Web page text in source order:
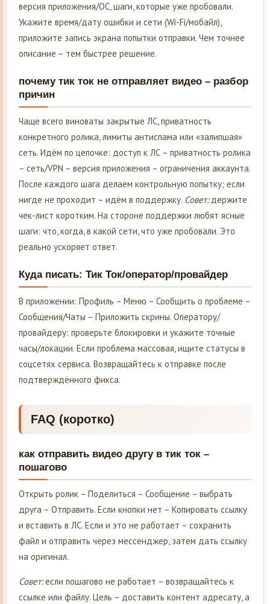
версия приложения/ОС, шаги, которые уже пробовали.
Укажите время/дату ошибки и сети (Wi-Fi/мобайл),
приложите запись экрана попытки отправки. Чем точнее
описание – тем быстрее решение.
почему тик ток не отправляет видео – разбор
причин
Чаще всего виноваты закрытые ЛС, приватность
конкретного ролика, лимиты антиспама или «залипшая»
сеть. Идём по цепочке: доступ к ЛС – приватность ролика
– сеть/VPN – версия приложения – ограничения аккаунта.
После каждого шага делаем контрольную попытку; если
нигде не проходит – идём в поддержку. Совет:держите
чек-лист коротким. На стороне поддержки любят ясные
шаги: что, когда, в какой сети, что уже пробовали. Это
реально ускоряет ответ.
Куда писать: Тик Ток/оператор/провайдер
В приложении: Профиль – Меню – Сообщить о проблеме –
Сообщения/Чаты – Приложить скрины. Оператору/
провайдеру: проверьте блокировки и укажите точные
часы/локации. Если проблема массовая, ищите статусы в
соцсетях сервиса. Возвращайтесь к отправке после
подтверждённого фикса.
FAQ (коротко)
как отправить видео другу в тик ток –
пошагово
Открыть ролик – Поделиться – Сообщение – выбрать
друга – Отправить. Если кнопки нет – Копировать ссылку
и вставить в ЛС. Если и это не работает – сохранить
файл и отправить через мессенджер, затем дать ссылку
на оригинал.
Совет:если пошагово не работает – возвращайтесь к
ссылке или файлу. Цель – доставить контент адресату, а